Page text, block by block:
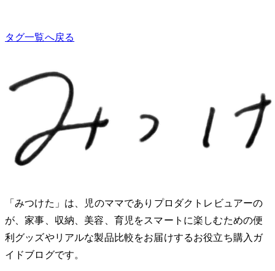
タグ一覧へ戻る
「みつけた」は、2児のママでありプロダクトレビュアーのMio
が、家事、収納、美容、育児をスマートに楽しむための便
利グッズやリアルな製品比較をお届けするお役立ち購入ガ
イドブログです。